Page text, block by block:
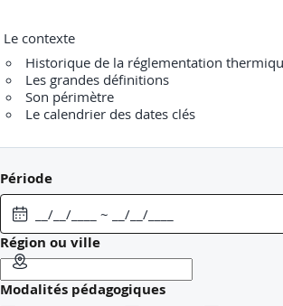
Historique de la réglementation
Les grandes définitions
Son périmètre
Le calendrier des dates clés
Les objectifs
Les indicateurs : Bbio, Cep, Cep,nr, Ic
Les nouveaux seuils
Les scénarii d’usages conventionnels
Période
Région ou ville
Modalités pédagogiques